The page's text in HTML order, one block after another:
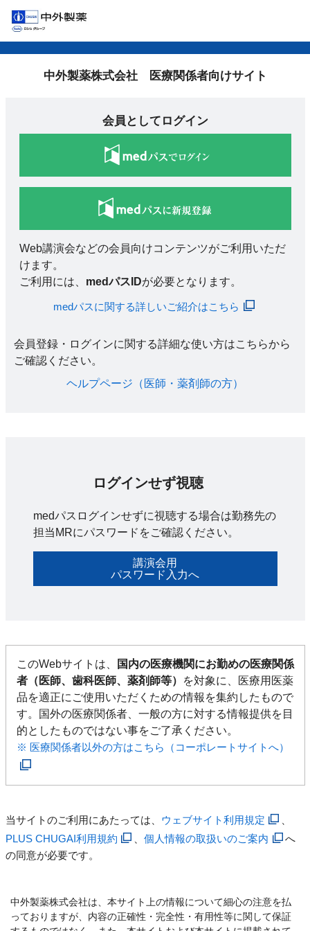
中外製薬株式会社 医療関係者向けサイト
会員としてログイン
Web講演会などの会員向けコンテンツがご利用いただ
けます。
ご利用には、 medパスIDが必要となります。
medパスに関する詳しいご紹介はこちら
会員登録・ログインに関する詳細な使い方はこちらから
ご確認ください。​
ヘルプページ（医師・薬剤師の方）​
ログインせず視聴
medパスログインせずに視聴する場合は勤務先の
担当MRにパスワードをご確認ください。
講演会用
パスワード入力へ
このWebサイトは、
国内の医療機関にお勤めの医療関係
者（医師、歯科医師、薬剤師等）
を対象に、医療用医薬
品を適正にご使用いただくための情報を集約したもので
す。国外の医療関係者、一般の方に対する情報提供を目
的としたものではない事をご了承ください。
※ 医療関係者以外の方はこちら（コーポレートサイトへ）
当サイトのご利用にあたっては、 ウェブサイト利用規定
PLUS CHUGAI利用規約
、個人情報の取扱いのご案内
へ
の同意が必要です。
中外製薬株式会社は、本サイト上の情報について細心の注意を払
っておりますが、内容の正確性・完全性・有用性等に関して保証